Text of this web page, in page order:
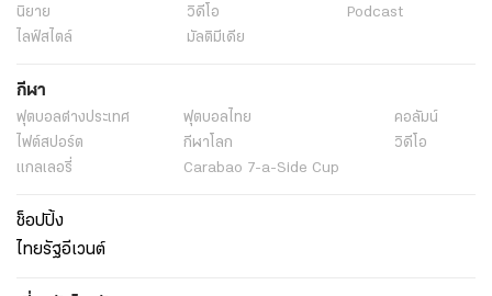
นิยาย
วิดีโอ
Podcast
ไลฟ์สไตล์
มัลติมีเดีย
กีฬา
ฟุตบอลต่่างประเทศ ฟุตบอลไทย
คอลัมน์
ไฟต์สปอร์ต
กีฬาโลก
วิดีโอ
แกลเลอรี่
Carabao 7-a-Side Cup
ช็อปปิ้ง
ไทยรัฐอีเวนต์